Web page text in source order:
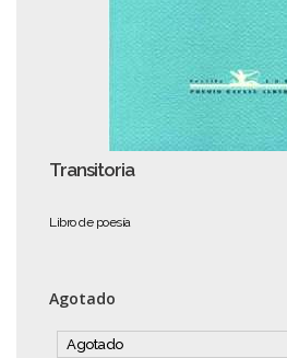
Transitoria
Libro de poesía
Agotado
Agotado